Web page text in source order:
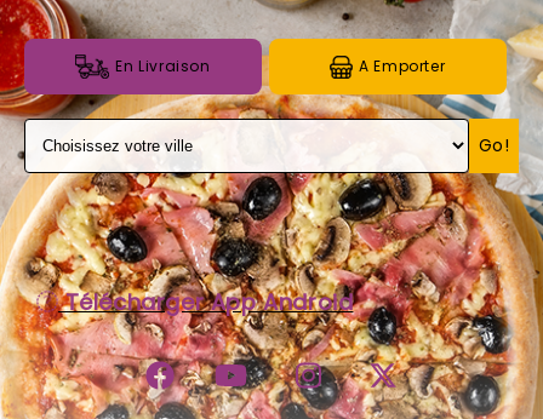
NOTRE RESTAURANT
VOS AVIS
MENTIONS LÉGALES
En Livraison A Emporter
Go!
Télécharger App Android